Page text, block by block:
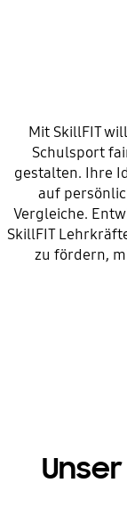
Mit SkillFIT
Schulsport
gestalten. Ihre
auf
Vergleiche.
SkillFIT
zu fördern,